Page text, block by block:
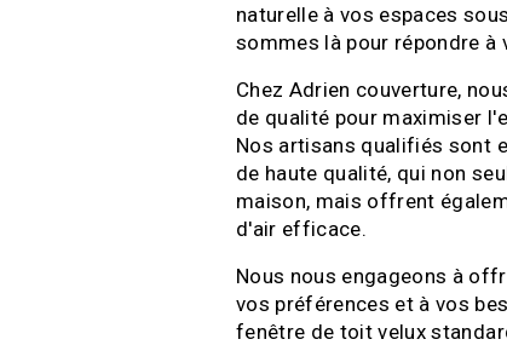
naturelle à vos espaces
sommes là pour répondre à
Chez Adrien couverture,
de qualité pour maximiser
Nos artisans qualifiés sont
de haute qualité, qui non
maison, mais offrent
d'air efficace.
Nous nous engageons à
vos préférences et à vos
fenêtre de toit velux